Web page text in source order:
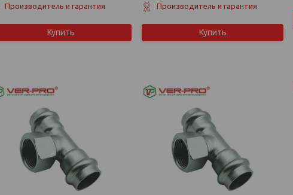
Производитель и гарантия
Купить
Производитель и гарантия
Купить